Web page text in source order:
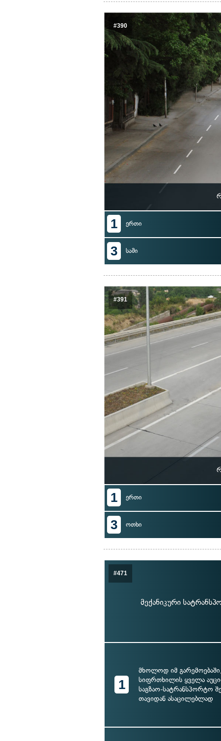
#390
1 ერთი
3 სამი
#391
1 ერთი
3 ოთხი
#471
მექანიკური
1
მხოლოდ იმ
სიფრთხილის ყველა
საგზაო-სატრანსპორტო
თავიდან ასაცილებლად